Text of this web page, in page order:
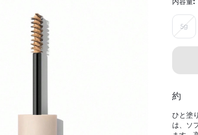
5g
約
ひと塗
は、ソ